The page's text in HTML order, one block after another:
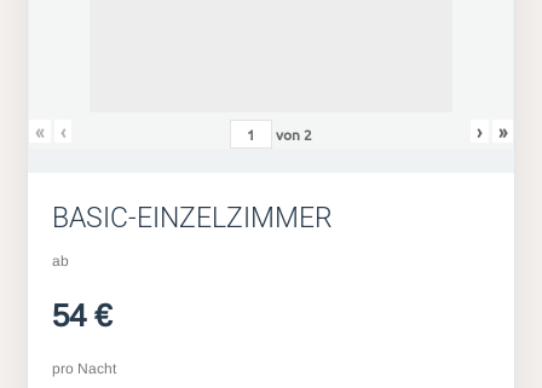
« ‹ von 2 › »
BASIC-EINZELZIMMER
ab
54 €
pro Nacht